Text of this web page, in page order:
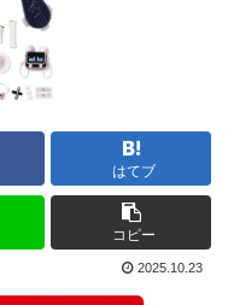
はてブ
コピー
2025.10.23